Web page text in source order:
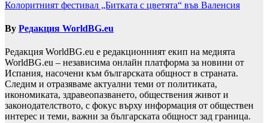
Колоритният фестивал „Битката с цветята“ във Валенсия
By Редакция WorldBG.eu
Редакция WorldBG.eu е редакционният екип на медията
WorldBG.eu – независима онлайн платформа за новини от
Испания, насочени към българската общност в страната.
Следим и отразяваме актуални теми от политиката,
икономиката, здравеопазването, обществения живот и
законодателството, с фокус върху информация от обществен
интерес и теми, важни за българската общност зад граница.